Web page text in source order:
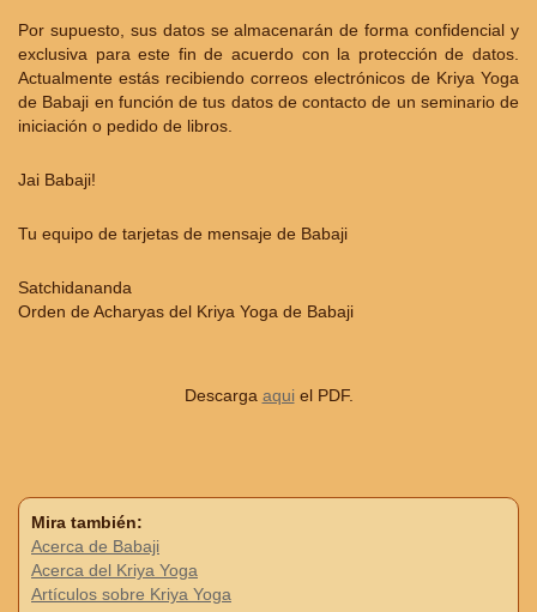
Por supuesto, sus datos se almacenarán de forma confidencial y
exclusiva para este fin de acuerdo con la protección de datos.
Actualmente estás recibiendo correos electrónicos de Kriya Yoga
de Babaji en función de tus datos de contacto de un seminario de
iniciación o pedido de libros.
Jai Babaji!
Tu equipo de tarjetas de mensaje de Babaji
Satchidananda
Orden de Acharyas del Kriya Yoga de Babaji
Descarga aquiel PDF.
Mira también:
Acerca de Babaji
Acerca del Kriya Yoga
Artículos sobre Kriya Yoga